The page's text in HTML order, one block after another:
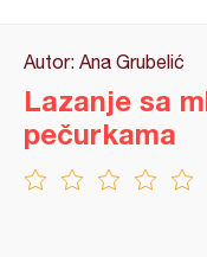
Autor: Ana Grubelić
Lazanje sa
pečurkama